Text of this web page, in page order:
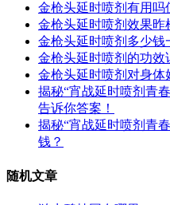
金枪头延时喷剂有用吗
金枪头延时喷剂效果昨
金枪头延时喷剂多少钱
金枪头延时喷剂的功效
金枪头延时喷剂对身体
揭秘“宵战延时喷剂青
告诉你答案！
揭秘“宵战延时喷剂青
钱？
随机文章